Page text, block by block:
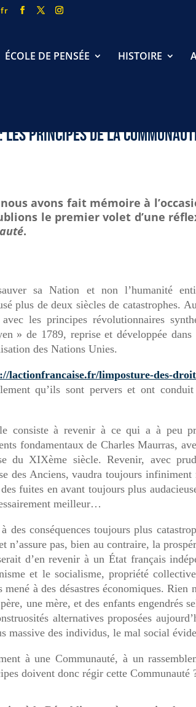
ÉCOLE DE PENSÉE HISTOIRE
les Principes de la
avons fait mémoire à
le premier volet d’une
.
sa Nation et nonl’humanité
plus de deux siècles de catastrophes.
les principes révolutionnaires
» de 1789, reprise et développée
des Nations Unies.
lactionfrancaise.fr/limposture-des-
qu’ils sont pervers et ont conduit
à revenir à ce qui a à peu
fondamentaux de Charles Maurras,
du XIXème siècle. Revenir, avec
des Anciens, vaudra toujours infiniment
fuites en avant toujours plus
meilleur…
des conséquences toujours plus
n’assurepas, bien au contraire, la
d’en revenir à un Étatfrançais
et le socialisme, propriété
à des désastres économiques. Rien
une mère, et des enfants engendrés
alternatives proposées
massive des individus,lemal social
à une Communauté, à un
doivent donc régir cette Communauté